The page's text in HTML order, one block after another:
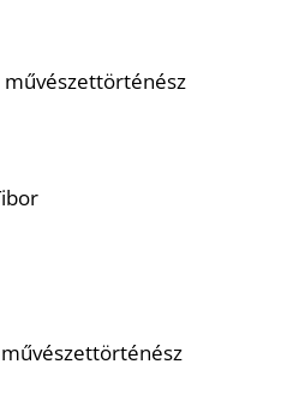
művészettörténész